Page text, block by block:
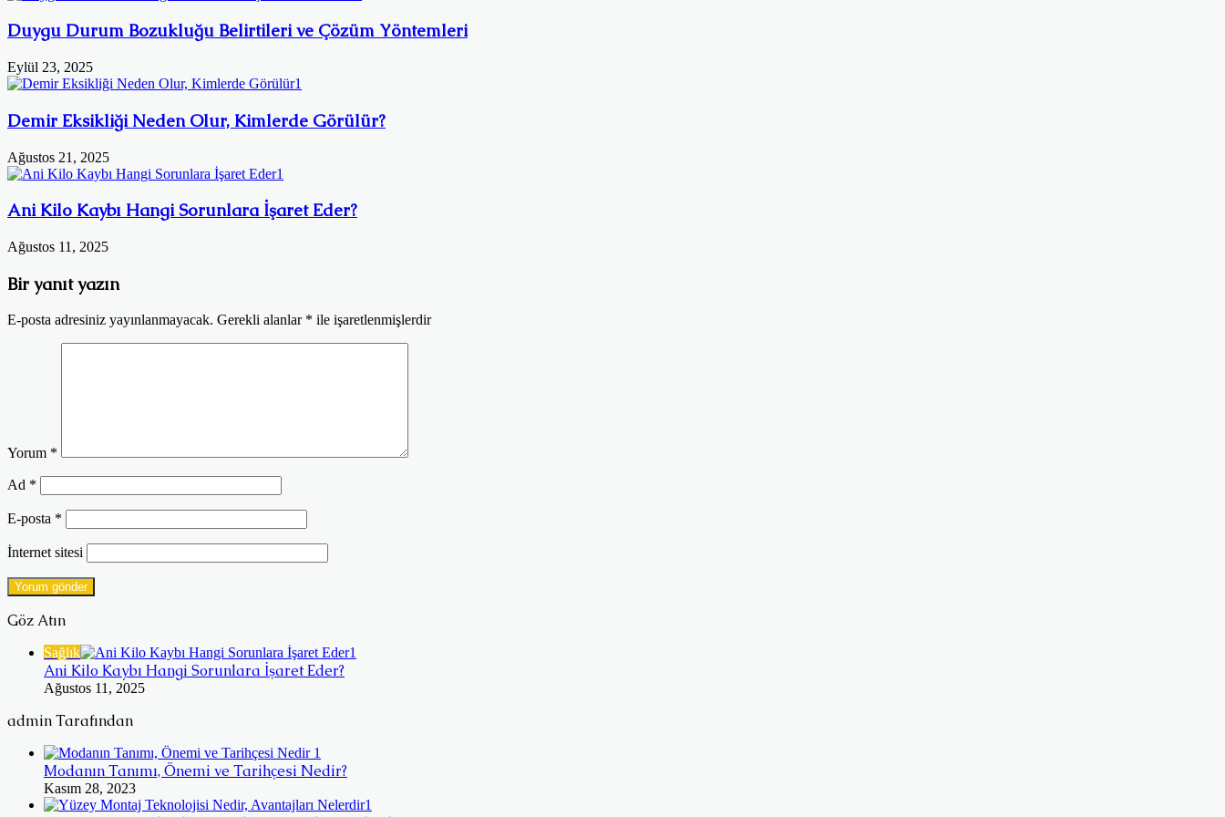
Duygu Durum Bozukluğu Belirtileri ve Çözüm Yöntemleri
Eylül 23, 2025
Demir Eksikliği Neden Olur, Kimlerde Görülür?
Ağustos 21, 2025
Ani Kilo Kaybı Hangi Sorunlara İşaret Eder?
Ağustos 11, 2025
Bir yanıt yazın
E-posta adresiniz yayınlanmayacak. Gerekli alanlar * ile işaretlenmişlerdir
Yorum *
Ad *
E-posta *
İnternet sitesi
Göz Atın
Sağlık
Ani Kilo Kaybı Hangi Sorunlara İşaret Eder?
Ağustos 11, 2025
admin Tarafından
Modanın Tanımı, Önemi ve Tarihçesi Nedir?
Kasım 28, 2023